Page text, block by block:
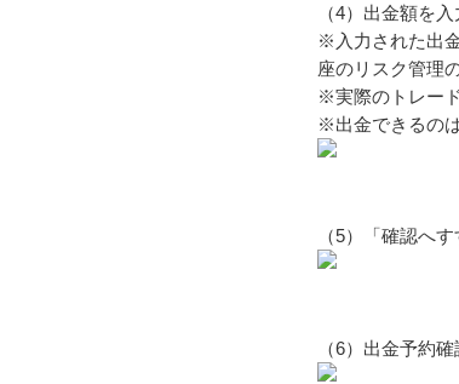
（4）出金額を入
※入力された出
座のリスク管理
※実際のトレー
※出金できるの
（5）「確認へ
（6）出金予約